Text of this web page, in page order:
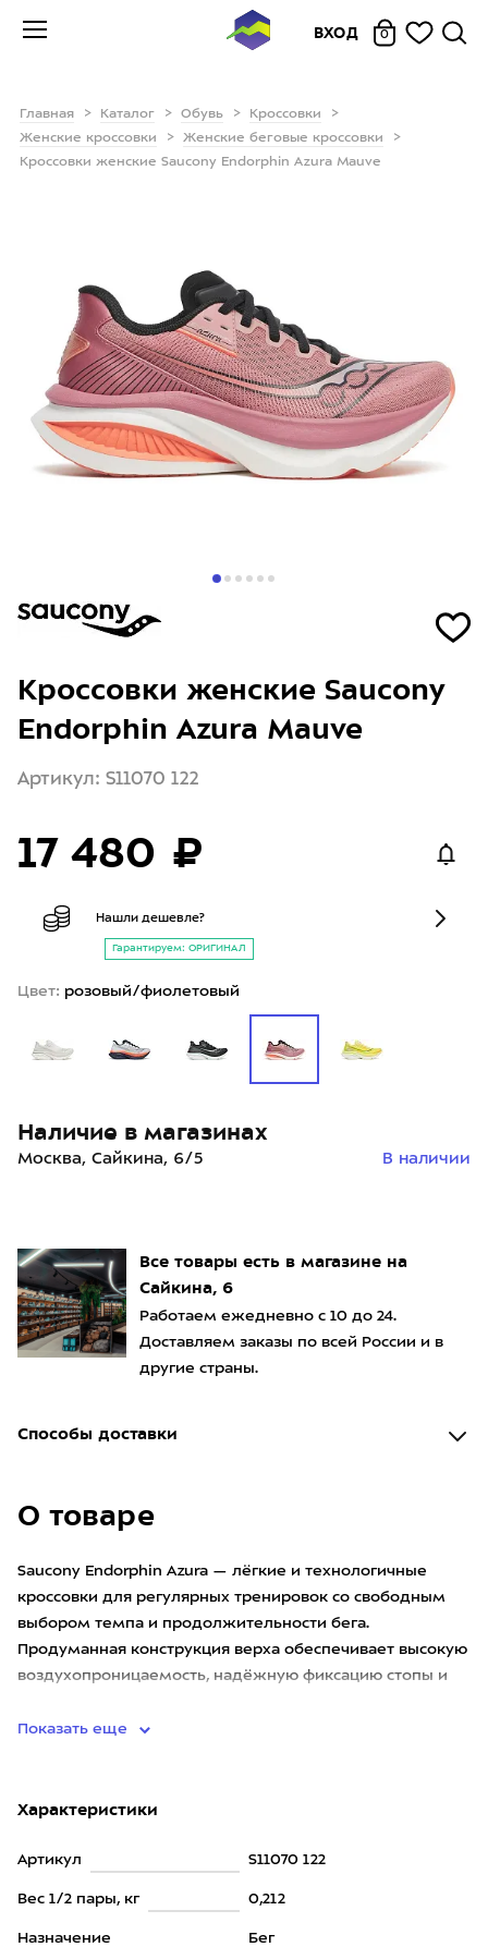
ВХОД 0
Главная Каталог Обувь
Кроссовки
Женские кроссовки
Женские беговые кроссовки
Кроссовки женские Saucony Endorphin Azura Mauve
Все товары есть в магазине на
Сайкина, 6
Работаем ежедневно с 10 до 24.
Доставляем заказы по всей России и в
другие страны.
Способы доставки
О товаре
Saucony Endorphin Azura — лёгкие и технологичные
кроссовки для регулярных тренировок со свободным
выбором темпа и продолжительности бега.
Продуманная конструкция верха обеспечивает высокую
воздухопроницаемость, надёжную фиксацию стопы и
Показать еще
Характеристики
Артикул S11070 122
Вес 1/2 пары, кг 0,212
Назначение Бег
Кроссовки женские Saucony
Endorphin Azura Mauve
Артикул: S11070 122
17 480 ₽
Нашли дешевле?
Гарантируем: ОРИГИНАЛ
Цвет: розовый/фиолетовый
Наличие в магазинах
Москва, Сайкина, 6/5 В наличии